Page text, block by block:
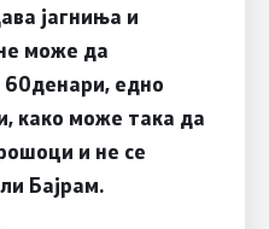
јагниња и
може да
едно
како може така да
и не се
Бајрам.